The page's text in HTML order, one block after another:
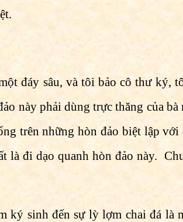
đáy sâu, và tôi bảo cô thư ký,
này phải dùng trực thăng của
trên những hòn đảo biệt lập
là đi dạo quanh hòn đảo này.
ký sinh đến sự lỳ lợm chai đá là